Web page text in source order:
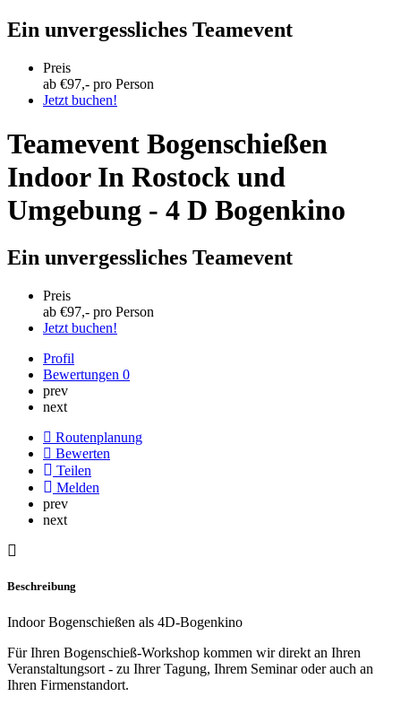
Ein unvergessliches Teamevent
Preis
ab €97,- pro Person
Jetzt buchen!
Teamevent Bogenschießen
Indoor In Rostock und
Umgebung - 4 D Bogenkino
Ein unvergessliches Teamevent
Preis
ab €97,- pro Person
Jetzt buchen!
Profil
Bewertungen 0
prev
next
Routenplanung
Bewerten
Teilen
Melden
prev
next
Beschreibung
Indoor Bogenschießen als 4D-Bogenkino
Für Ihren Bogenschieß-Workshop kommen wir direkt an Ihren
Veranstaltungsort - zu Ihrer Tagung, Ihrem Seminar oder auch an
Ihren Firmenstandort.